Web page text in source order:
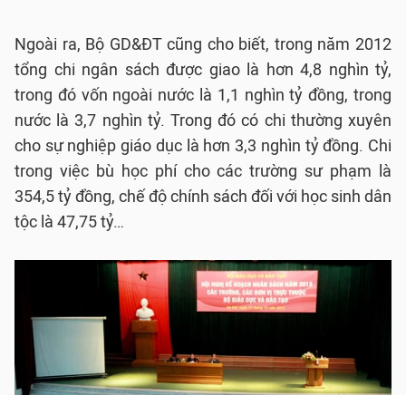
Ngoài ra, Bộ GD&ĐT cũng cho biết, trong năm 2012
tổng chi ngân sách được giao là hơn 4,8 nghìn tỷ,
trong đó vốn ngoài nước là 1,1 nghìn tỷ đồng, trong
nước là 3,7 nghìn tỷ. Trong đó có chi thường xuyên
cho sự nghiệp giáo dục là hơn 3,3 nghìn tỷ đồng. Chi
trong việc bù học phí cho các trường sư phạm là
354,5 tỷ đồng, chế độ chính sách đối với học sinh dân
tộc là 47,75 tỷ…